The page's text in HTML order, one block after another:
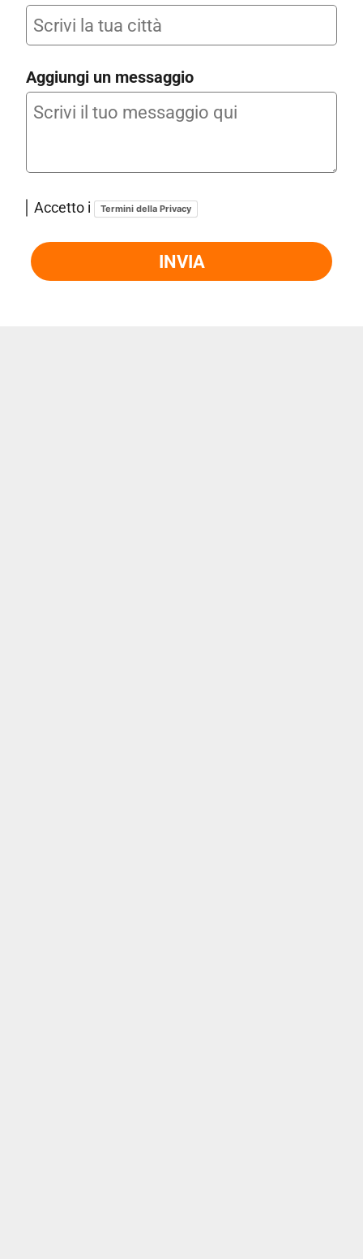
Aggiungi un messaggio
Accetto i Termini della Privacy
INVIA